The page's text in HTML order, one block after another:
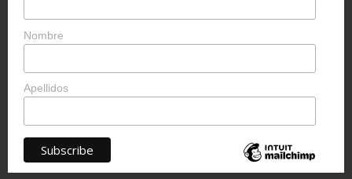
Nombre
Apellidos